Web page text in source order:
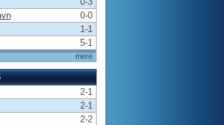
mere
0-0
1-1
5-1
2-1
2-1
2-2